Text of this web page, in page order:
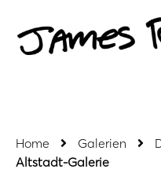
Home Galerien
Altstadt-Galerie